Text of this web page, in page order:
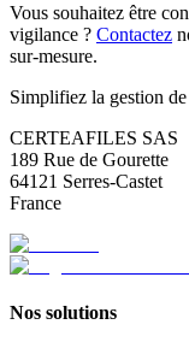
Vous souhaitez être
vigilance ? Contactez
sur-mesure.
Simplifiez la gestion
CERTEAFILES SAS
189 Rue de Gourette
64121 Serres-Castet
France
Nos solutions